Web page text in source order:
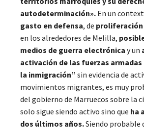
autodeterminación». En un
gasto en defensa, de proliferación
en los alrededores de Melilla,
medios de guerra electrónica y un
activación de las fuerzas
la inmigración” sin evidencia de
movimientos migrantes, es muy
del gobierno de Marruecos sobre la
solo sigue siendo activo sino que ha
dos últimos años.Siendo probable